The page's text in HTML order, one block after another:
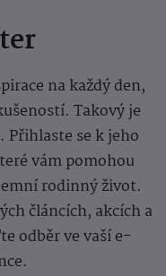
na každý den,
Takový je
Přihlaste se k jeho
vám pomohou
rodinný život.
článcích, akcích a
odběr ve vaší e-